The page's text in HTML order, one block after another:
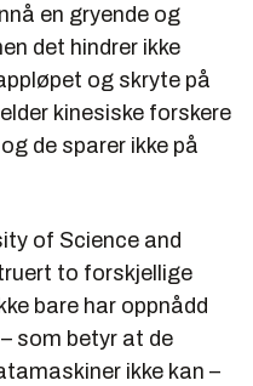
en gryende og
det hindrer ikke
og skryte på
kinesiske forskere
de sparer ikke på
of Science and
to forskjellige
bare har oppnådd
som betyr at de
ikke kan –